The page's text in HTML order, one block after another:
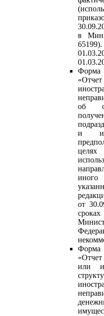
в
«Отчет
об
и
иного
от
«Отчет
или